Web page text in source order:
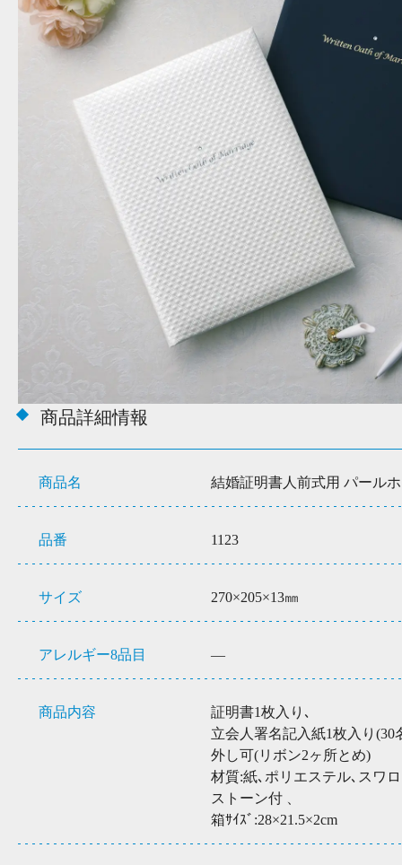
商品詳細情報
商品名 結婚証明書人前式用 パール
品番 1123
サイズ 270×205×13㎜
アレルギー8品目 ―
商品内容
証明書1枚入り､
立会人署名記入紙1枚入り
外し可(リボン2ヶ所とめ)
材質:紙､ポリエステル､スワ
ストーン付 、
箱ｻｲｽﾞ:28×21.5×2cm